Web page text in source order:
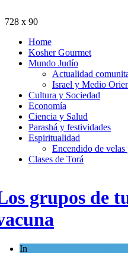
728 x 90
Home
Kosher Gourmet
Mundo Judío
Actualidad
Israel y Medio
Cultura y Sociedad
Economía
Ciencia y Salud
Parashá y festividades
Espiritualidad
Encendido de
Clases de Torá
grupos de
In